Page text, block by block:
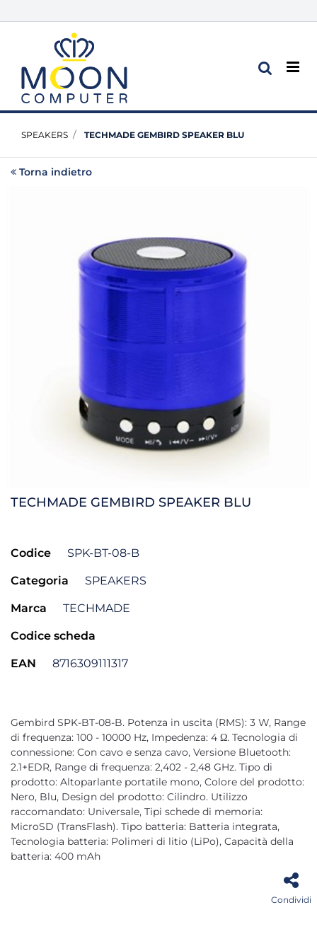
SPEAKERS TECHMADE GEMBIRD SPEAKER BLU
Torna indietro
TECHMADE GEMBIRD SPEAKER BLU
Codice SPK-BT-08-B
Categoria SPEAKERS
Marca TECHMADE
Codice scheda
EAN 8716309111317
Gembird SPK-BT-08-B. Potenza in uscita (RMS): 3 W, Range
di frequenza: 100 - 10000 Hz, Impedenza: 4 Ω. Tecnologia di
connessione: Con cavo e senza cavo, Versione Bluetooth:
2.1+EDR, Range di frequenza: 2,402 - 2,48 GHz. Tipo di
prodotto: Altoparlante portatile mono, Colore del prodotto:
Nero, Blu, Design del prodotto: Cilindro. Utilizzo
raccomandato: Universale, Tipi schede di memoria:
MicroSD (TransFlash). Tipo batteria: Batteria integrata,
Tecnologia batteria: Polimeri di litio (LiPo), Capacità della
batteria: 400 mAh
Condividi